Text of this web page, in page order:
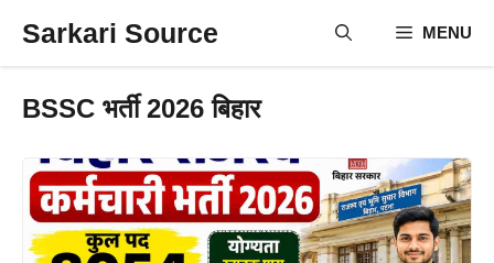
Sarkari Source MENU
BSSC भर्ती 2026 बिहार